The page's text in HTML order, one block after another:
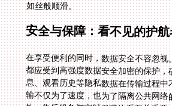
如丝般顺滑。
安全与保障：看不见的护
在享受便利的同时，数据安全不容忽视
都应受到高强度数据安全加密的保护
息、观看历史等隐私数据在传输过程中
输不仅为了速度，也为了隔离公共网
外，售后服务与实时保障体系至关重要
能否第一时间联系到专业的技术团队解
是否会错过一场关键比赛。可靠的加